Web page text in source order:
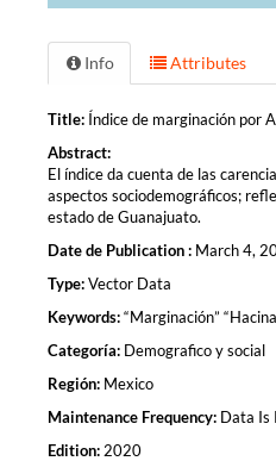
Info Attributes
Title: Índice de marginación por
Abstract:
El índice da cuenta de las
aspectos sociodemográficos;
estado de Guanajuato.
Date de Publication : March 4,
Type:Vector Data
Keywords:“Marginación”
Categoría: Demografico y social
Región: Mexico
Maintenance Frequency: Data Is
Edition: 2020